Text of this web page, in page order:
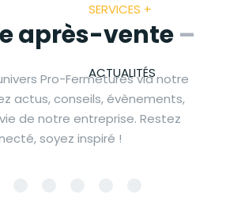
SERVICES +
ACTUALITÉS
après-vente–
Pro-Fermetures via notre
actus, conseils, évènements,
de notre entreprise. Restez
soyez inspiré !